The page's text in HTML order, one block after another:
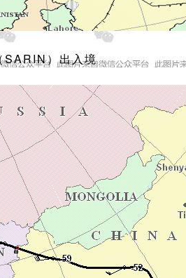
SARIN）出入境